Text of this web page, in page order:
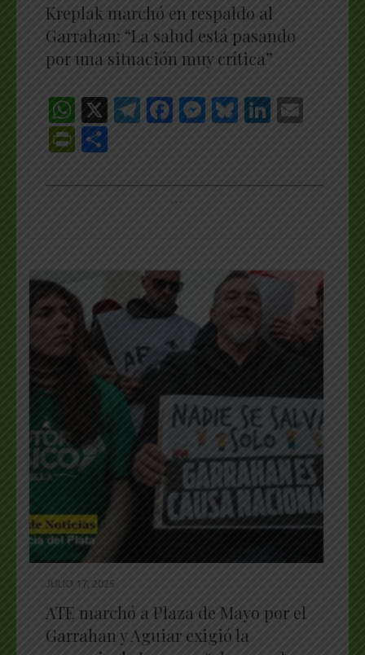
Kreplak marchó en respaldo al
Garrahan: “La salud está pasando
por una situación muy crítica”
WhatsApp
X Telegram
Facebook
Messenger
Bluesky
PrintFriendly
…
JULIO 17, 2025
ATE marchó a Plaza de Mayo por el
Garrahan y Aguiar exigió la